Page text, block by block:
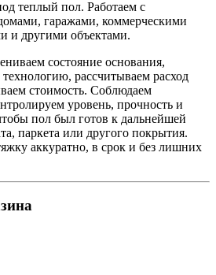
теплый пол. Работаем с
гаражами, коммерческими
и другими объектами.
состояние основания,
рассчитываем расход
стоимость. Соблюдаем
уровень, прочность и
пол был готов к дальнейшей
паркета или другого покрытия.
аккуратно, в срок и без лишних